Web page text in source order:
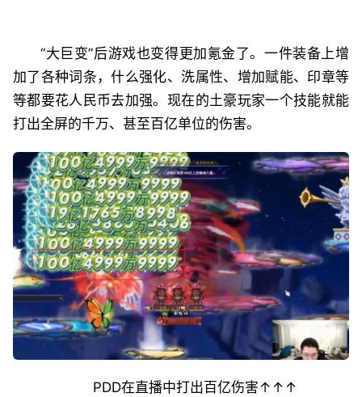
“大巨变”后游戏也变得更加氪金了。一件装备上增
加了各种词条，什么强化、洗属性、增加赋能、印章等
等都要花人民币去加强。现在的土豪玩家一个技能就能
打出全屏的千万、甚至百亿单位的伤害。
PDD在直播中打出百亿伤害↑↑↑